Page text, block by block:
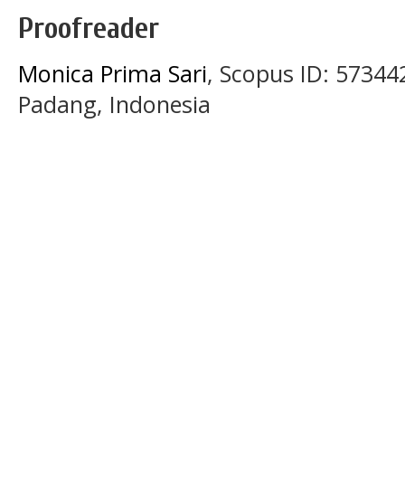
Proofreader
Monica Prima Sari, Scopus ID:
Padang, Indonesia